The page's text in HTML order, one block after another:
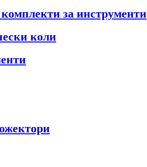
за инструменти
коли